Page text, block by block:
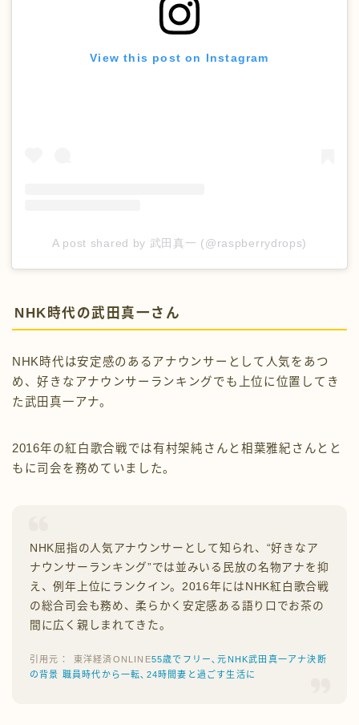
View this post on Instagram
A post shared by 武田真一 (@raspberrydrops)
NHK時代の武田真一さん
NHK時代は安定感のあるアナウンサーとして人気をあつ
め、好きなアナウンサーランキングでも上位に位置してき
た武田真一アナ。
2016年の紅白歌合戦では有村架純さんと相葉雅紀さんとと
もに司会を務めていました。
NHK屈指の人気アナウンサーとして知られ、“好きなア
ナウンサーランキング”では並みいる民放の名物アナを抑
え、例年上位にランクイン。2016年にはNHK紅白歌合戦
の総合司会も務め、柔らかく安定感ある語り口でお茶の
間に広く親しまれてきた。
東洋経済ONLINE55歳でフリー､元NHK武田真一アナ決断
の背景 職員時代から一転､24時間妻と過ごす生活に